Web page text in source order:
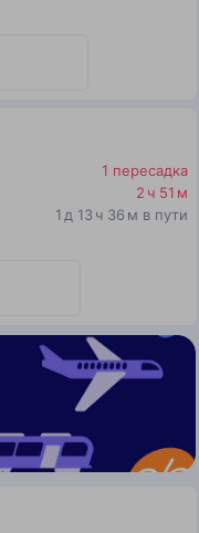
1 пересадка
2 ч 51 м
1 д 13 ч 36 м в пути